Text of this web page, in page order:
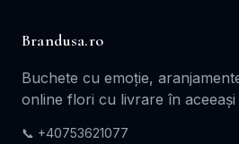
Brandusa.ro
Buchete cu emoție,
online flori cu livrare în
📞 +40753621077